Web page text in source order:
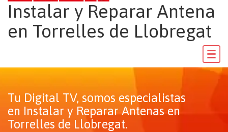
Instalar y Reparar Antena
en Torrelles de Llobregat
Tu Digital TV, somos especialistas
en Instalar y Reparar Antenas en
Torrelles de Llobregat.